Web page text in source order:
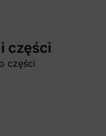
części
części